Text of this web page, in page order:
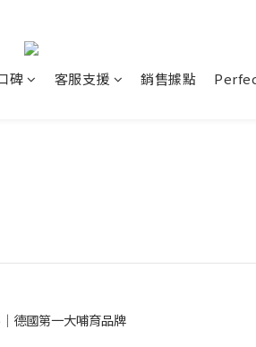
碑 客服支援 銷售據點
德國第一大哺育品牌